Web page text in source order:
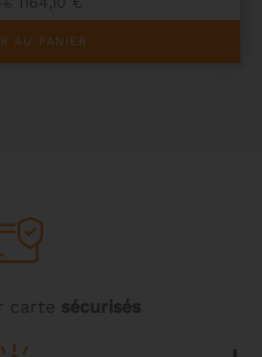
prix
initial
prix
actuel
AU PANIER
carte sécurisés